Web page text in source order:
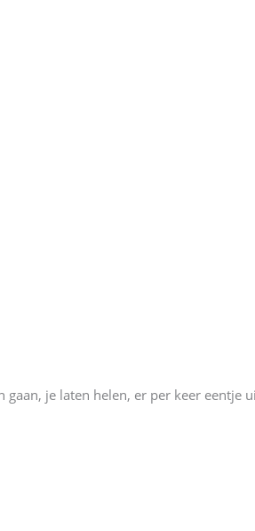
gaan, je laten helen, er per keer eentje